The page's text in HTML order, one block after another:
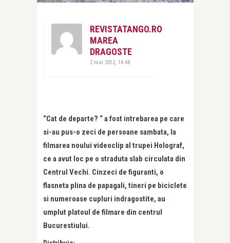
REVISTATANGO.RO
MAREA
DRAGOSTE
2 mai 2012, 14:48
“Cat de departe? “ a fost intrebarea pe care
si-au pus-o zeci de persoane sambata, la
filmarea noului videoclip al trupei Holograf,
ce a avut loc pe o straduta slab circulata din
Centrul Vechi. Cinzeci de figuranti, o
flasneta plina de papagali, tineri pe biciclete
si numeroase cupluri indragostite, au
umplut platoul de filmare din centrul
Bucurestiului.